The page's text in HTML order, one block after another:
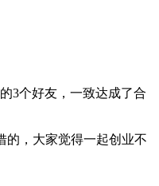
3个好友，一致达成了合
，大家觉得一起创业不